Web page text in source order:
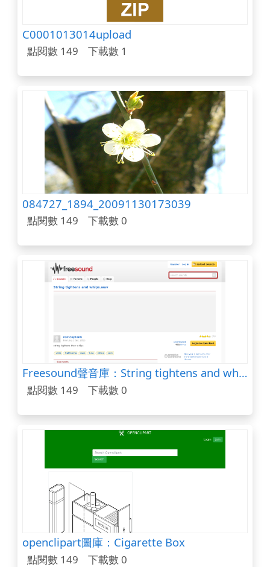
C0001013014upload
點閱數 149 下載數 1
084727_1894_20091130173039
點閱數 149 下載數 0
Freesound聲音庫：String tightens and whips.wav
點閱數 149 下載數 0
openclipart圖庫：Cigarette Box
點閱數 149 下載數 0